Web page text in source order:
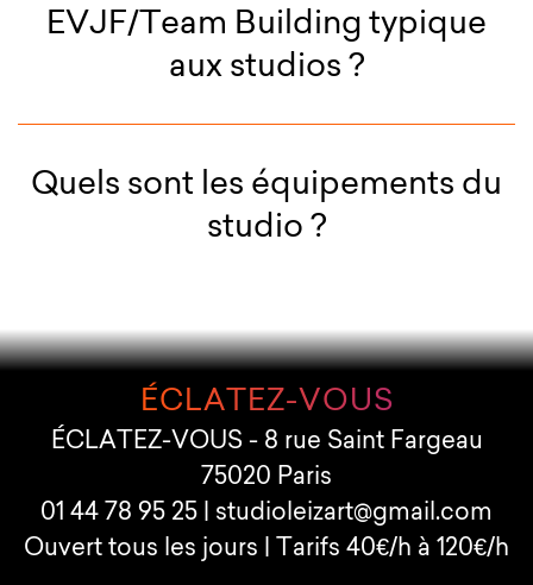
EVJF/Team Building typique
aux studios ?
Quels sont les équipements du
studio ?
ÉCLATEZ-VOUS
ÉCLATEZ-VOUS- 8 rue Saint Fargeau
75020 Paris
01 44 78 95 25 | studioleizart@gmail.com
Ouvert tous les jours | Tarifs 40€/h à 120€/h